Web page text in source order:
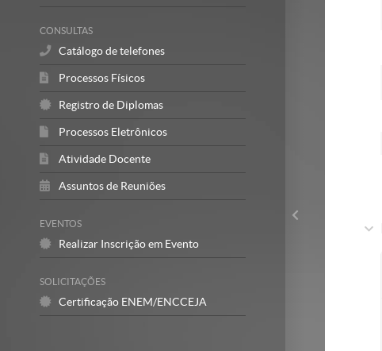
CONSULTAS
Catálogo de telefones
Processos Físicos
Registro de Diplomas
Processos Eletrônicos
Atividade Docente
Assuntos de Reuniões
EVENTOS
Realizar Inscrição em Evento
SOLICITAÇÕES
Certificação ENEM/ENCCEJA